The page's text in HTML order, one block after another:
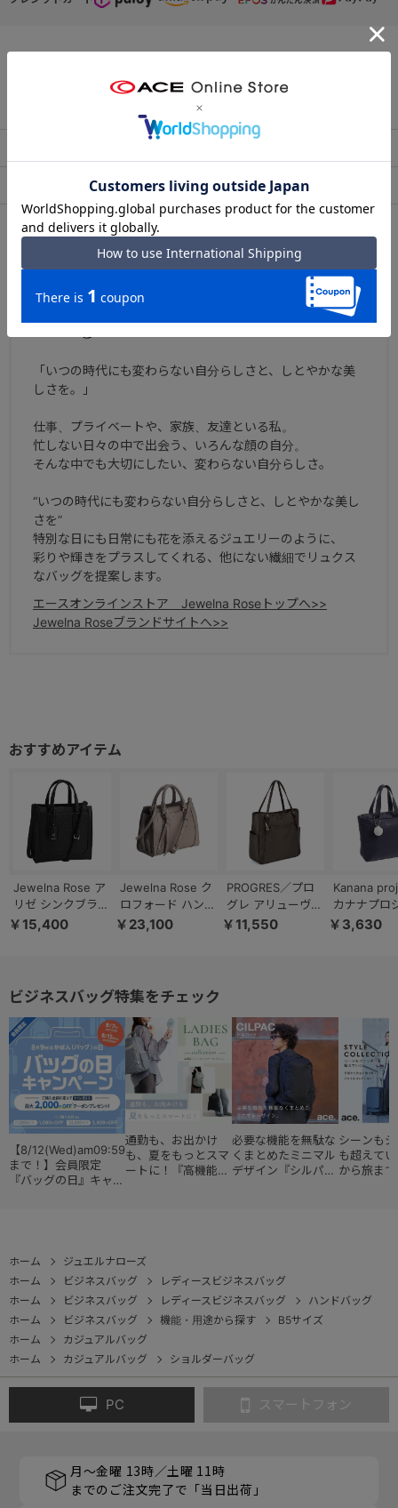
【ポーチ・アクセサリー】
この商品について問い合わせる
アフターサービス お買い物ガイド
ブランドについて
「いつの時代にも変わらない自分らしさと、しとやかな美
しさを。」
仕事、プライベートや、家族、友達といる私。
忙しない日々の中で出会う、いろんな顔の自分。
そんな中でも大切にしたい、変わらない自分らしさ。
“いつの時代にも変わらない自分らしさと、しとやかな美し
さを”
特別な日にも日常にも花を添えるジュエリーのように、
彩りや輝きをプラスしてくれる、他にない繊細でリュクス
なバッグを提案します。
エースオンラインストア Jewelna Roseトップへ>>
Jewelna Roseブランドサイトへ>>
Jewelna Rose ア
リゼ シンクブラッ
ク 65651
￥15,400
Jewelna Rose ク
ロフォード ハンド
バッグ 本革 11921
￥23,100
PROGRES／プロ
グレ アリューヴ
トートバッグ A4
￥11,550
Kanana
カナナプロ
ト エマ ト
￥3,630
ビジネスバッグ特集をチェック
【8/12(Wed)am09:59
まで！】会員限定
『バッグの日』キャン
通勤も、お出かけ
も、夏をもっとスマ
ートに！『高機能レ
必要な機能を無駄な
くまとめたミニマル
デザイン『シルパッ
シーンも
も超えて
から旅ま
ホーム
ジュエルナローズ
ホーム
ビジネスバッグ
レディースビジネスバッグ
ホーム
ビジネスバッグ レディースビジネスバッグ
ハンドバッグ
ホーム
ビジネスバッグ 機能・用途から探す
B5サイズ
ホーム
カジュアルバッグ
ホーム
カジュアルバッグ ショルダーバッグ
PC スマートフォン
月～金曜 13時／土曜 11時
までのご注文完了で「当日出荷」